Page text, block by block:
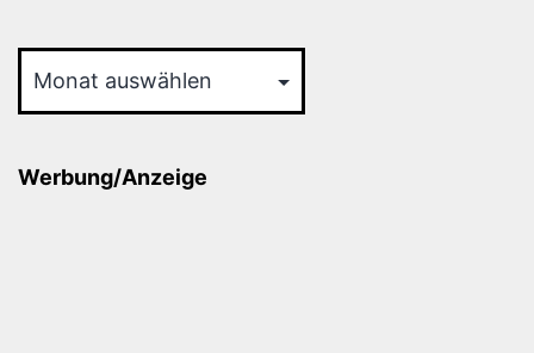
Werbung/Anzeige